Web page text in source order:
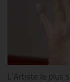
L’Artiste le plus